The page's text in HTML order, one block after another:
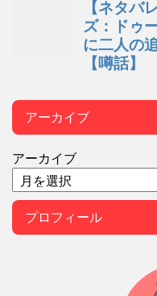
アーカイブ
アーカイブ
プロフィール